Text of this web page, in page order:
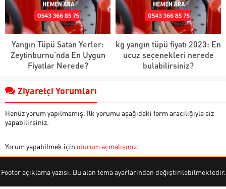
Yangın Tüpü Satan Yerler:
Zeytinburnu’nda En Uygun
Fiyatlar Nerede?
kg yangın tüpü fiyatı 2023: En
ucuz seçenekleri nerede
bulabilirsiniz?
Ziyaretçi Yorumları
Henüz yorum yapılmamış. İlk yorumu aşağıdaki form aracılığıyla siz
yapabilirsiniz.
Yorum yapabilmek için oturum açmalısınız.
Footer açıklama yazısı. Bu alan tema ayarlarından değiştirilebilmektedir.